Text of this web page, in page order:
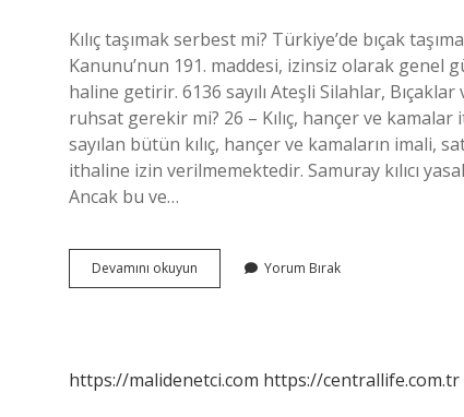
Kılıç taşımak serbest mi? Türkiye’de bıçak
Kanunu’nun 191. maddesi, izinsiz olarak genel
haline getirir. 6136 sayılı Ateşli Silahlar,
ruhsat gerekir mi? 26 – Kılıç, hançer ve
sayılan bütün kılıç, hançer ve kamaların imali,
ithaline izin verilmemektedir. Samuray kılıcı
Ancak bu ve…
Devamını okuyun
Bulundurmak
Yorum Bırak
https://malidenetci.com https://centrallife.com.tr